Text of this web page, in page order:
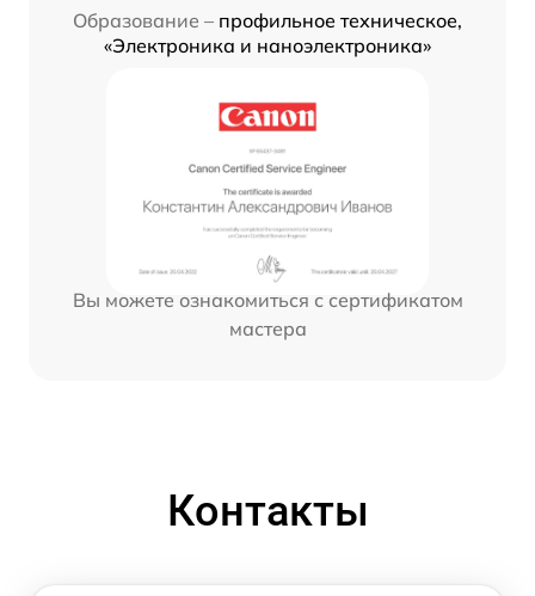
Образование – профильное техническое,
«Электроника и наноэлектроника»
Вы можете ознакомиться с сертификатом
мастера
Контакты